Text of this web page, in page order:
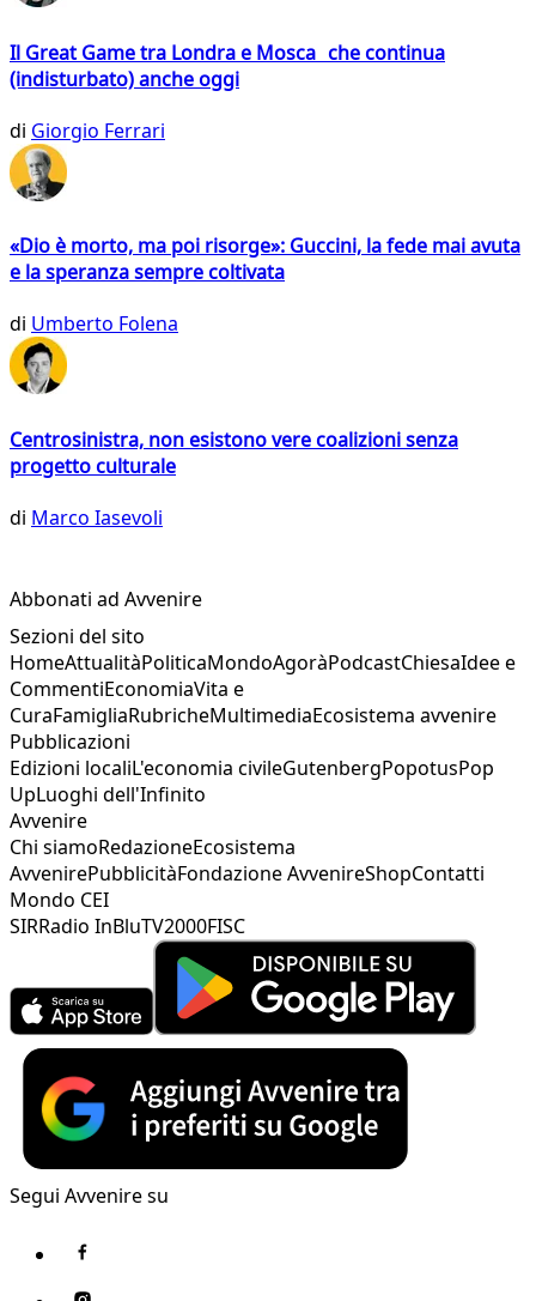
Il Great Game tra Londra e Mosca che continua
(indisturbato) anche oggi
di Giorgio Ferrari
«Dio è morto, ma poi risorge»: Guccini, la fede mai avuta
e la speranza sempre coltivata
di Umberto Folena
Centrosinistra, non esistono vere coalizioni senza
progetto culturale
di Marco Iasevoli
Abbonati ad Avvenire
Sezioni del sito
HomeAttualitàPoliticaMondoAgoràPodcastChiesaIdee e
CommentiEconomiaVita e
CuraFamigliaRubricheMultimediaEcosistema avvenire
Pubblicazioni
Edizioni localiL'economia civileGutenbergPopotusPop
UpLuoghi dell'Infinito
Avvenire
Chi siamoRedazioneEcosistema
AvvenirePubblicitàFondazione AvvenireShopContatti
Mondo CEI
SIRRadio InBluTV2000FISC
Segui Avvenire su